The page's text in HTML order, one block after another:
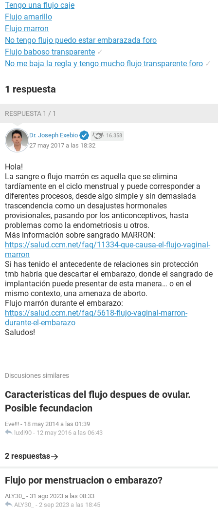
Tengo una flujo caje
Flujo amarillo
Flujo marron
No tengo flujo puedo estar embarazada foro
Flujo baboso transparente ✓
No me baja la regla y tengo mucho flujo transparente foro ✓
1 respuesta
RESPUESTA 1 / 1
Dr. Joseph Exebio 16.358
27 may 2017 a las 18:32
Hola!
La sangre o flujo marrón es aquella que se elimina
tardíamente en el ciclo menstrual y puede corresponder a
diferentes procesos, desde algo simple y sin demasiada
trascendencia como un desajustes hormonales
provisionales, pasando por los anticonceptivos, hasta
problemas como la endometriosis u otros.
Más información sobre sangrado MARRON:
https://salud.ccm.net/faq/11334-que-causa-el-flujo-vaginal-
marron
Si has tenido el antecedente de relaciones sin protección
tmb habría que descartar el embarazo, donde el sangrado de
implantación puede presentar de esta manera… o en el
mismo contexto, una amenaza de aborto.
Flujo marrón durante el embarazo:
https://salud.ccm.net/faq/5618-flujo-vaginal-marron-
durante-el-embarazo
Saludos!
Discusiones similares
Caracteristicas del flujo despues de ovular.
Posible fecundacion
Eve!!! - 18 may 2014 a las 01:39
luxli90 - 12 may 2016 a las 06:43
2 respuestas
Flujo por menstruacion o embarazo?
ALY30_ - 31 ago 2023 a las 08:33
ALY30_ - 2 sep 2023 a las 18:45